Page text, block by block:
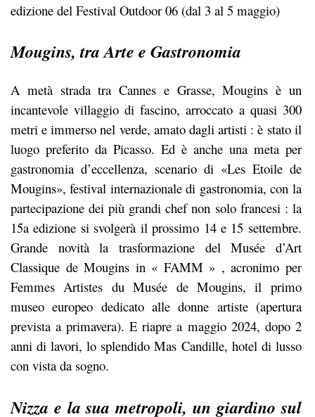
edizione del Festival Outdoor 06 (dal 3 al 5 maggio)
Mougins, tra Arte e Gastronomia
A metà strada tra Cannes e Grasse, Mougins è un
incantevole villaggio di fascino, arroccato a quasi 300
metri e immerso nel verde, amato dagli artisti : è stato il
luogo preferito da Picasso. Ed è anche una meta per
gastronomia d’eccellenza, scenario di «Les Etoile de
Mougins», festival internazionale di gastronomia, con la
partecipazione dei più grandi chef non solo francesi : la
15a edizione si svolgerà il prossimo 14 e 15 settembre.
Grande novità la trasformazione del Musée d’Art
Classique de Mougins in « FAMM » , acronimo per
Femmes Artistes du Musée de Mougins, il primo
museo europeo dedicato alle donne artiste (apertura
prevista a primavera). E riapre a maggio 2024, dopo 2
anni di lavori, lo splendido Mas Candille, hotel di lusso
con vista da sogno.
Nizza e la sua metropoli, un giardino sul